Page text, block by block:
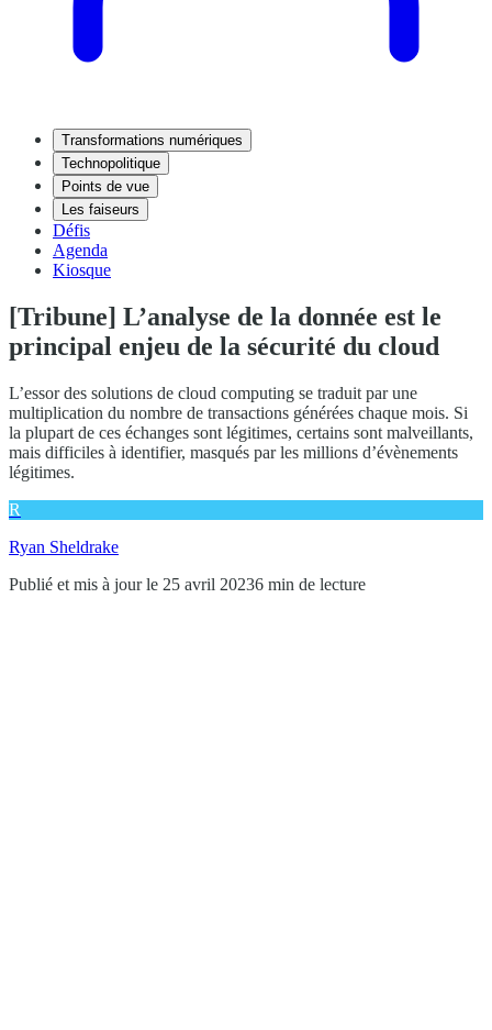
Transformations numériques
Technopolitique
Points de vue
Les faiseurs
Défis
Agenda
Kiosque
[Tribune] L’analyse de la donnée est le
principal enjeu de la sécurité du cloud
L’essor des solutions de cloud computing se traduit par une
multiplication du nombre de transactions générées chaque mois. Si
la plupart de ces échanges sont légitimes, certains sont malveillants,
mais difficiles à identifier, masqués par les millions d’évènements
légitimes.
R
Ryan Sheldrake
Publié et mis à jour le 25 avril 20236 min de lecture